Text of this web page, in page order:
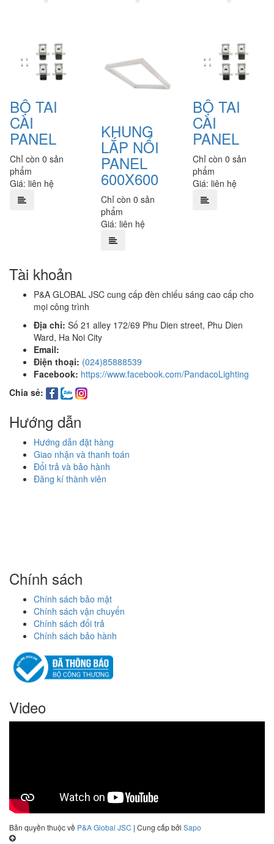
BỘ TAI
CÀI
PANEL
Chỉ còn 0 sản
phẩm
Giá: liên hệ
KHUNG
LẮP NỔI
PANEL
600X600
Chỉ còn 0 sản
phẩm
Giá: liên hệ
BỘ TAI
CÀI
PANEL
Chỉ còn 0 sản
phẩm
Giá: liên hệ
Tài khoản
P&A GLOBAL JSC cung cấp đèn chiếu sáng cao cấp cho
mọi công trình
Địa chỉ: Số 21 alley 172/69 Phu Dien street, Phu Dien
Ward, Ha Noi City
Email:
Điện thoại: (024)85888539
Facebook: https://www.facebook.com/PandacoLighting
Chia sẻ:
Hướng dẫn
Hướng dẫn đặt hàng
Giao nhận và thanh toán
Đổi trả và bảo hành
Đăng kí thành viên
Chính sách
Chính sách bảo mật
Chính sách vận chuyển
Chính sách đổi trả
Chính sách bảo hành
Video
Bản quyền thuộc về P&A Global JSC | Cung cấp bởi Sapo